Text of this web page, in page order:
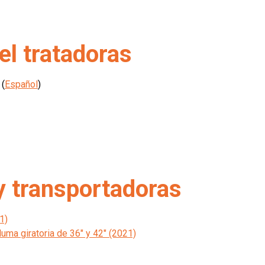
tratadoras
(Español)
transportadoras
giratoria de 36" y 42" (2021)